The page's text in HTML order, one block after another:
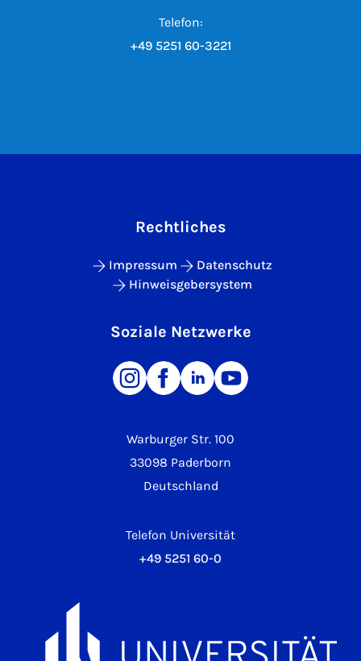
Telefon:
+49 5251 60-3221
Warburger Str. 100
33098 Paderborn
Deutschland
Telefon Universität
+49 5251 60-0
Rechtliches
Impressum
Datenschutz
Hinweisgebersystem
Soziale Netzwerke